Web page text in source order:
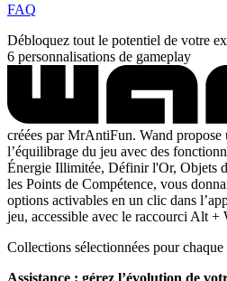
FAQ
Débloquez tout le potentiel de votre
6 personnalisations de gameplay
créées par MrAntiFun. Wand propose
l’équilibrage du jeu avec des
Énergie Illimitée, Définir l'Or, Objets
les Points de Compétence, vous
options activables en un clic dans
jeu, accessible avec le raccourci Alt +
Collections sélectionnées pour chaque
Assistance : gérez l’évolution de